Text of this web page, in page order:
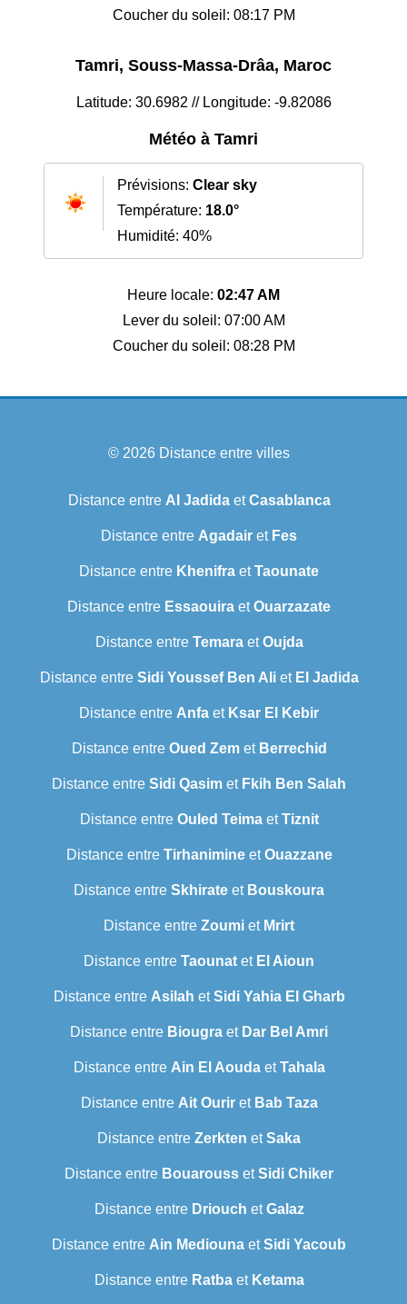
Coucher du soleil: 08:17 PM
Tamri, Souss-Massa-Drâa, Maroc
Latitude: 30.6982 // Longitude: -9.82086
Météo à Tamri
Prévisions: Clear sky
Température: 18.0°
Humidité: 40%
Heure locale: 02:47 AM
Lever du soleil: 07:00 AM
Coucher du soleil: 08:28 PM
© 2026 Distance entre villes
Distance entre Al JadidaetCasablanca
Distance entre Agadair et Fes
Distance entre Khenifra etTaounate
Distance entre Essaouira etOuarzazate
Distance entre TemaraetOujda
Distance entre Sidi Youssef Ben Aliet El Jadida
Distance entre Anfa et Ksar El Kebir
Distance entre Oued Zemet Berrechid
Distance entre Sidi Qasim et Fkih Ben Salah
Distance entre Ouled TeimaetTiznit
Distance entre TirhanimineetOuazzane
Distance entre Skhirate et Bouskoura
Distance entre Zoumi et Mrirt
Distance entre Taounat et El Aioun
Distance entre Asilah etSidi Yahia El Gharb
Distance entre Biougra et Dar Bel Amri
Distance entre Ain El AoudaetTahala
Distance entre Ait Ouriret Bab Taza
Distance entre Zerkten etSaka
Distance entre Bouarouss etSidi Chiker
Distance entre Driouch etGalaz
Distance entre Ain Mediouna etSidi Yacoub
Distance entre Ratbaet Ketama